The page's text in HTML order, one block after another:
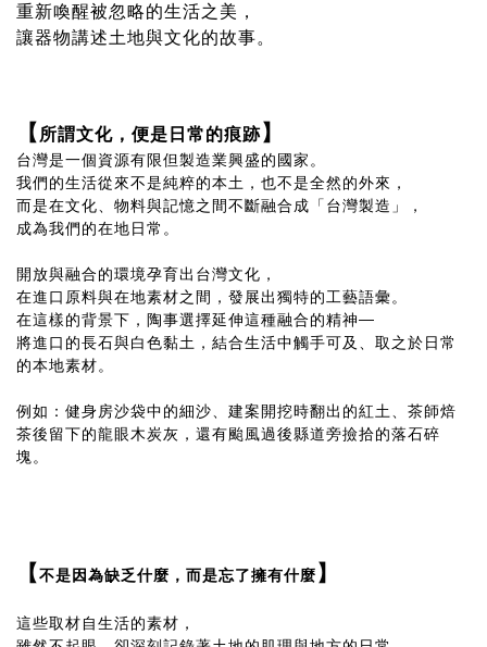
重新喚醒被忽略的生活之美，
讓器物講述土地與文化的故事。
【所謂文化，便是日常的痕跡】
台灣是一個資源有限但製造業興盛的國家。
我們的生活從來不是純粹的本土，也不是全然的外來，
而是在文化、物料與記憶之間不斷融合成「台灣製造」，
成為我們的在地日常。
開放與融合的環境孕育出台灣文化，
在進口原料與在地素材之間，發展出獨特的工藝語彙。
在這樣的背景下，陶事選擇延伸這種融合的精神—
將進口的長石與白色黏土，結合生活中觸手可及、取之於日常
的本地素材。
例如：健身房沙袋中的細沙、建案開挖時翻出的紅土、茶師焙
茶後留下的龍眼木炭灰，還有颱風過後縣道旁撿拾的落石碎
塊。
【不是因為缺乏什麼，而是忘了擁有什麼】
這些取材自生活的素材，